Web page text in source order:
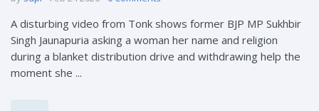
A disturbing video from Tonk shows former BJP MP Sukhbir
Singh Jaunapuria asking a woman her name and religion
during a blanket distribution drive and withdrawing help the
moment she ...